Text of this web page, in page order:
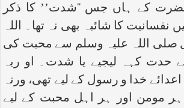
کے ہاں جس ‘‘شدت’’ کا ذکر
نفسانیت کا شائبہ بھی نہ تھا۔ اللہ
صلی اللہ علیہ وسلم سے محبت کی
کہہ لیجیے یا شدت۔ او ریہ
خدا و رسول کے لیے تھی، ورنہ
مومن اور ہر اہل محبت کے لیے